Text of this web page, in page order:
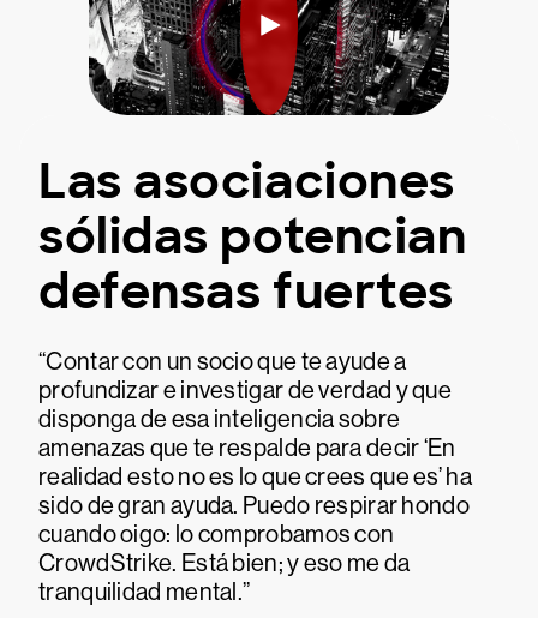
Las asociaciones
sólidas potencian
defensas fuertes
“Contar con un socio que te ayude a
profundizar e investigar de verdad y que
disponga de esa inteligencia sobre
amenazas que te respalde para decir ‘En
realidad esto no es lo que crees que es’ ha
sido de gran ayuda. Puedo respirar hondo
cuando oigo: lo comprobamos con
CrowdStrike. Está bien; y eso me da
tranquilidad mental.”